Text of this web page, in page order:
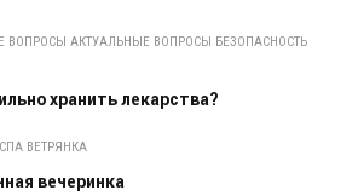
ВОПРОСЫ АКТУАЛЬНЫЕ ВОПРОСЫ БЕЗОПАСНОСТЬ
хранить лекарства?
ВЕТРЯНКА
вечеринка